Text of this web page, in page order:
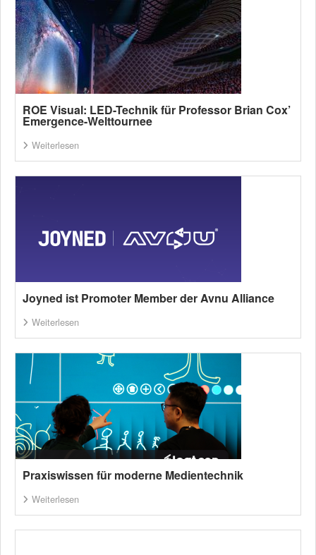
ROE Visual: LED-Technik für Professor Brian Cox’
Emergence-Welttournee
Weiterlesen
Joyned ist Promoter Member der Avnu Alliance
Weiterlesen
Praxiswissen für moderne Medientechnik
Weiterlesen